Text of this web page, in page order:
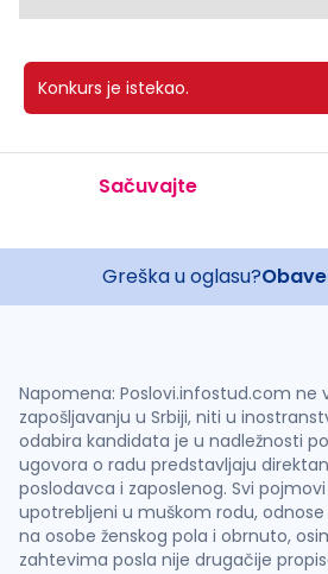
Konkurs je istekao.
Sačuvajte
Greška u oglasu?
Napomena: Poslovi.infostud.com ne
zapošljavanju u Srbiji, niti u
odabira kandidata je u nadležnosti
ugovora o radu predstavljaju
poslodavca i zaposlenog. Svi
upotrebljeni u muškom rodu,
na osobe ženskog pola i obrnuto,
zahtevima posla nije drugačije